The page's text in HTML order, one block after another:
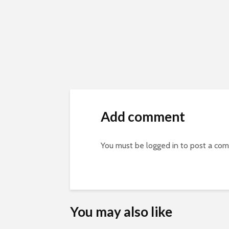
Add comment
You must be logged in to post a
You may also like